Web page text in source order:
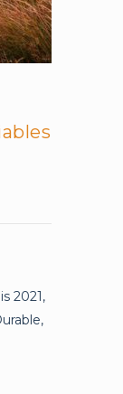
2021,